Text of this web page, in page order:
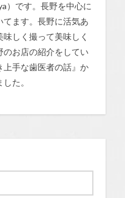
）です。長野を中心に
てます。長野に活気あ
しく撮って美味しく
のお店の紹介をしてい
上手な歯医者の話』か
た。